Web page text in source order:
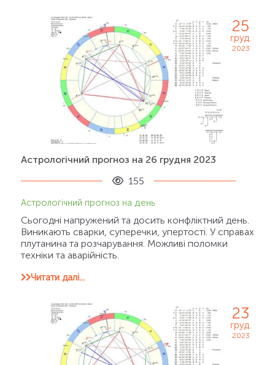
25
груд.
2023
Астрологічний прогноз на 26 грудня 2023
155
Астрологічний прогноз на день
Сьогодні напружений та досить конфліктний день.
Виникають сварки, суперечки, упертості. У справах
плутанина та розчарування. Можливі поломки
техніки та аварійність.
Читати далі...
23
груд.
2023